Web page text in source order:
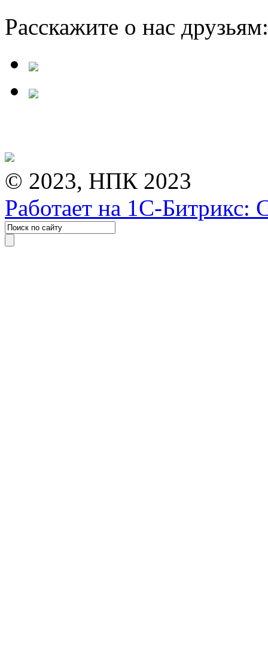
Расскажите о нас друзьям:
© 2023, НПК 2023
Работает на 1С-Битрикс: